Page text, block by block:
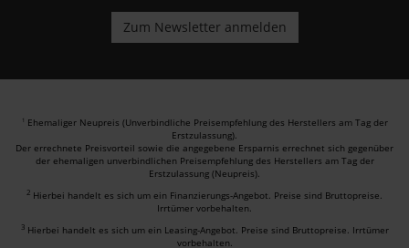
1 Ehemaliger Neupreis (Unverbindliche Preisempfehlung des Herstellers am Tag der
Erstzulassung).
Der errechnete Preisvorteil sowie die angegebene Ersparnis errechnet sich gegenüber
der ehemaligen unverbindlichen Preisempfehlung des Herstellers am Tag der
Erstzulassung (Neupreis).
2 Hierbei handelt es sich um ein Finanzierungs-Angebot. Preise sind Bruttopreise.
Irrtümer vorbehalten.
3 Hierbei handelt es sich um ein Leasing-Angebot. Preise sind Bruttopreise. Irrtümer
vorbehalten.